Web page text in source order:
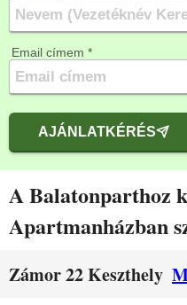
Email címem *
AJÁNLATKÉRÉS
A Balatonparthoz
Apartmanházban
Zámor 22 Keszthely